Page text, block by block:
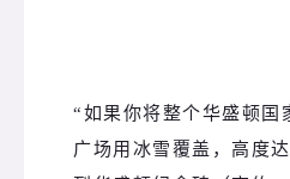
“如果你将整个华盛顿国
广场用冰雪覆盖，高度达